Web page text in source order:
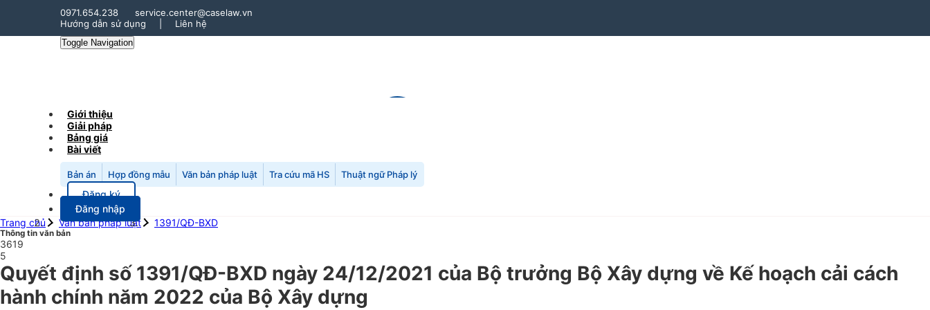
0971.654.238
service.center@caselaw.vn
Hướng dẫn sử dụng
Liên hệ
Toggle Navigation
Giới thiệu
Giải pháp
Bảng giá
Bài viết
Bản án Hợp đồng mẫu Văn bản pháp luật Tra cứu mã HS Thuật ngữ Pháp lý
Đăng ký
Đăng nhập
Trang chủ
Văn bản pháp luật 1391/QĐ-BXD
Thông tin văn bản
3619
5
Quyết định số 1391/QĐ-BXD ngày 24/12/2021 của Bộ trưởng Bộ Xây dựng về Kế hoạch cải cách
hành chính năm 2022 của Bộ Xây dựng